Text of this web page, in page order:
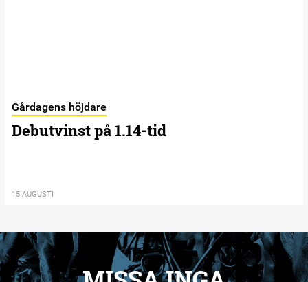
Gårdagens höjdare
Debutvinst på 1.14-tid
15 AUGUSTI